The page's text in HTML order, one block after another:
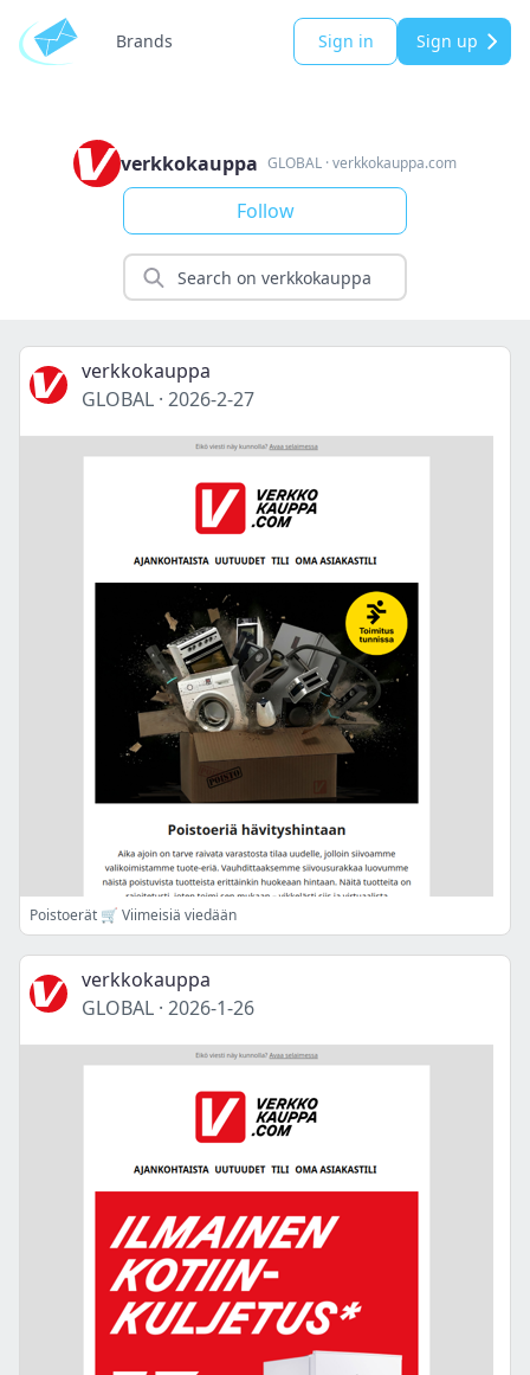
Brands Sign in Sign up
verkkokauppa GLOBAL ·verkkokauppa.com
Follow
verkkokauppa
GLOBAL · 2026-2-27
Poistoerät 🛒 Viimeisiä viedään
verkkokauppa
GLOBAL · 2026-1-26